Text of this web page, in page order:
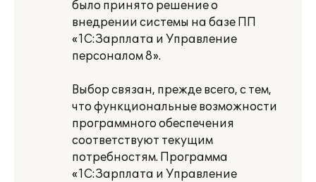
было принято решение о
внедрении системы на базе ПП
«1С:Зарплата и Управление
персоналом 8».
Выбор связан, прежде всего, с тем,
что функциональные возможности
программного обеспечения
соответствуют текущим
потребностям. Программа
«1С:Зарплата и Управление